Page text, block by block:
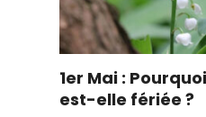
1er Mai :
est-elle fériée ?